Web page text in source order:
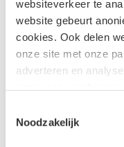
websiteverkeer te
website gebeurt
cookies. Ook delen
onze site met onze
adverteren en
uw gebruik van hun
Noodzakelijk